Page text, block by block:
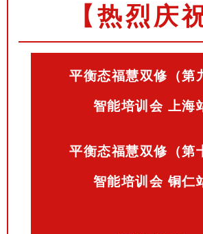
【热烈庆
平衡态福慧双修（第
智能培训会 上海
平衡态福慧双修（第
智能培训会铜仁